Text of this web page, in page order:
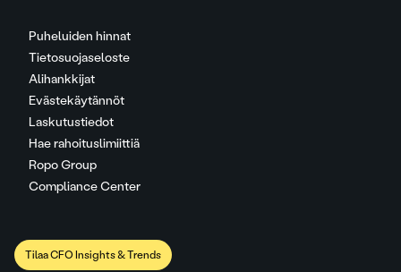
Puheluiden hinnat
Tietosuojaseloste
Alihankkijat
Evästekäytännöt
Laskutustiedot
Hae rahoituslimiittiä
Ropo Group
Compliance Center
Tilaa CFO Insights & Trends